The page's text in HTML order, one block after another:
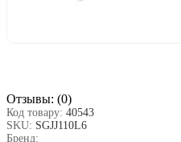
Отзывы: (0)
Код товару: 40543
SKU: SGJJ110L6
Бренд: